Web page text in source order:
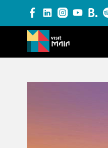
PRODUTOS E SERVIÇOS